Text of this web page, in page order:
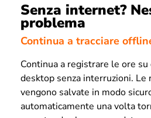
Senza internet?
problema
Continua a tracciare
Continua a registrare le ore
desktop senza interruzioni.
vengono salvate in modo
automaticamente una volta